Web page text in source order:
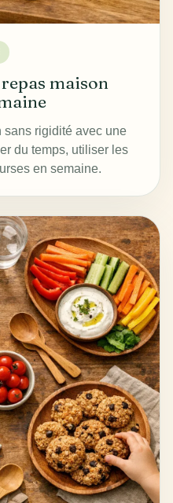
maison
sans rigidité avec une
du temps, utiliser les
en semaine.